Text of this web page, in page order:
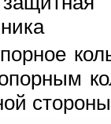
стороны